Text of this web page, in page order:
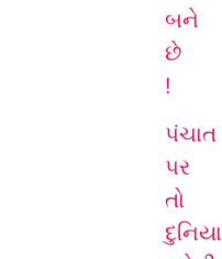
બને
છે
!
પંચાત
પર
તો
દુનિયા